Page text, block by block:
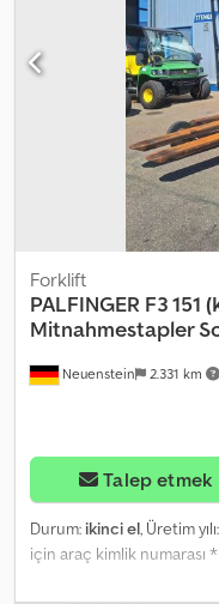
Neuenstein 2.331 km
Forklift
PALFINGER F3 151
Mitnahmestapler
Talep etmek
Durum: ikinci el, Üretim yılı:
için araç kimlik numarası
Heck * Palfinger F3 151